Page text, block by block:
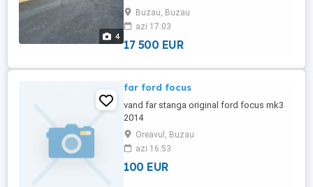
4
Buzau, Buzau
azi 17:03
17 500 EUR
far ford focus
vand far stanga original ford focus mk3
2014
Oreavul, Buzau
azi 16:53
100 EUR